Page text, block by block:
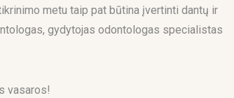
metu taip pat būtina įvertinti dantų ir
gydytojas odontologas specialistas
vasaros!